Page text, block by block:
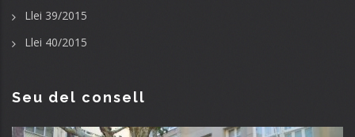
Llei 39/2015
Llei 40/2015
Seu del consell